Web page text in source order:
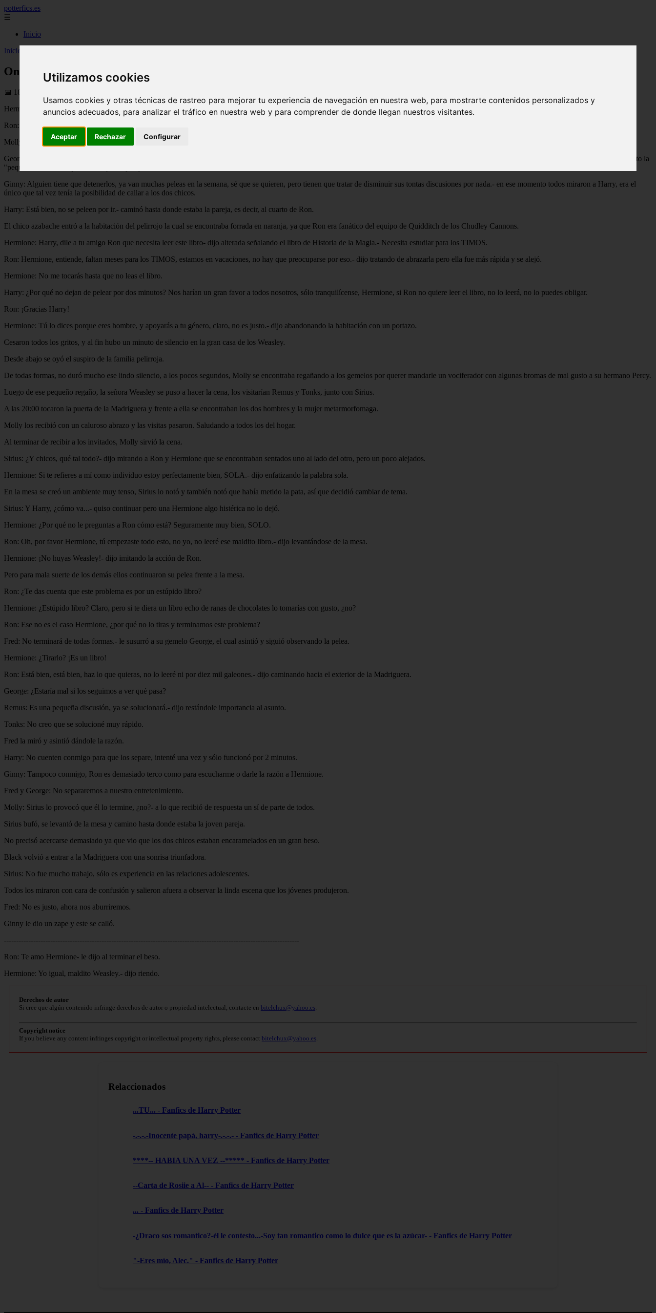
Utilizamos cookies
Usamos cookies y otras técnicas de rastreo para mejorar tu experiencia de navegación en nuestra web, para mostrarte contenidos personalizados y
anuncios adecuados, para analizar el tráfico en nuestra web y para comprender de donde llegan nuestros visitantes.
Aceptar Rechazar Configurar
potterfics.es
☰
Inicio
Inicio
One-Shot - Potterfics, tu versión de la historia
📅 18/06/2025
Hermione: ¡Ronald Bilius Weasley! No puedo creer que no quieras leer el libro conmigo.- su pelea había comenzado a las 8:30 de la mañana y ya eran las 10:00.
Ron: Vamos Hermione, no me interesa Historia de la Magia, ya te lo he dicho 10 veces.- dijo caminando con paso apresurado, escapando de su novia.
Molly: ¿Todavía siguen con eso? Me volverán loca.- le comenta a su hijo Fred mientras estaban en la cocina.
George: No eres la única a la que volverán loca, a mi también.- dijo entrando en la cocina, donde ya estaban Ginny, Fred, Harry, Arthur, Molly, y ahora George, era el único lugar, donde no se escuchaba tanto la
"pequeña" discusión que tenía la joven pareja.
Ginny: Alguien tiene que detenerlos, ya van muchas peleas en la semana, sé que se quieren, pero tienen que tratar de disminuir sus tontas discusiones por nada.- en ese momento todos miraron a Harry, era el
único que tal vez tenía la posibilidad de callar a los dos chicos.
Harry: Está bien, no se peleen por ir.- caminó hasta donde estaba la pareja, es decir, al cuarto de Ron.
El chico azabache entró a la habitación del pelirrojo la cual se encontraba forrada en naranja, ya que Ron era fanático del equipo de Quidditch de los Chudley Cannons.
Hermione: Harry, dile a tu amigo Ron que necesita leer este libro- dijo alterada señalando el libro de Historia de la Magia.- Necesita estudiar para los TIMOS.
Ron: Hermione, entiende, faltan meses para los TIMOS, estamos en vacaciones, no hay que preocuparse por eso.- dijo tratando de abrazarla pero ella fue más rápida y se alejó.
Hermione: No me tocarás hasta que no leas el libro.
Harry: ¿Por qué no dejan de pelear por dos minutos? Nos harían un gran favor a todos nosotros, sólo tranquilícense, Hermione, si Ron no quiere leer el libro, no lo leerá, no lo puedes obligar.
Ron: ¡Gracias Harry!
Hermione: Tú lo dices porque eres hombre, y apoyarás a tu género, claro, no es justo.- dijo abandonando la habitación con un portazo.
Cesaron todos los gritos, y al fin hubo un minuto de silencio en la gran casa de los Weasley.
Desde abajo se oyó el suspiro de la familia pelirroja.
De todas formas, no duró mucho ese lindo silencio, a los pocos segundos, Molly se encontraba regañando a los gemelos por querer mandarle un vociferador con algunas bromas de mal gusto a su hermano Percy.
Luego de ese pequeño regaño, la señora Weasley se puso a hacer la cena, los visitarían Remus y Tonks, junto con Sirius.
A las 20:00 tocaron la puerta de la Madriguera y frente a ella se encontraban los dos hombres y la mujer metarmorfomaga.
Molly los recibió con un caluroso abrazo y las visitas pasaron. Saludando a todos los del hogar.
Al terminar de recibir a los invitados, Molly sirvió la cena.
Sirius: ¿Y chicos, qué tal todo?- dijo mirando a Ron y Hermione que se encontraban sentados uno al lado del otro, pero un poco alejados.
Hermione: Si te refieres a mí como individuo estoy perfectamente bien, SOLA.- dijo enfatizando la palabra sola.
En la mesa se creó un ambiente muy tenso, Sirius lo notó y también notó que había metido la pata, así que decidió cambiar de tema.
Sirius: Y Harry, ¿cómo va...- quiso continuar pero una Hermione algo histérica no lo dejó.
Hermione: ¿Por qué no le preguntas a Ron cómo está? Seguramente muy bien, SOLO.
Ron: Oh, por favor Hermione, tú empezaste todo esto, no yo, no leeré ese maldito libro.- dijo levantándose de la mesa.
Hermione: ¡No huyas Weasley!- dijo imitando la acción de Ron.
Pero para mala suerte de los demás ellos continuaron su pelea frente a la mesa.
Ron: ¿Te das cuenta que este problema es por un estúpido libro?
Hermione: ¿Estúpido libro? Claro, pero si te diera un libro echo de ranas de chocolates lo tomarías con gusto, ¿no?
Ron: Ese no es el caso Hermione, ¿por qué no lo tiras y terminamos este problema?
Fred: No terminará de todas formas.- le susurró a su gemelo George, el cual asintió y siguió observando la pelea.
Hermione: ¿Tirarlo? ¡Es un libro!
Ron: Está bien, está bien, haz lo que quieras, no lo leeré ni por diez mil galeones.- dijo caminando hacia el exterior de la Madriguera.
George: ¿Estaría mal si los seguimos a ver qué pasa?
Remus: Es una pequeña discusión, ya se solucionará.- dijo restándole importancia al asunto.
Tonks: No creo que se solucioné muy rápido.
Fred la miró y asintió dándole la razón.
Harry: No cuenten conmigo para que los separe, intenté una vez y sólo funcionó por 2 minutos.
Ginny: Tampoco conmigo, Ron es demasiado terco como para escucharme o darle la razón a Hermione.
Fred y George: No separaremos a nuestro entretenimiento.
Molly: Sirius lo provocó que él lo termine, ¿no?- a lo que recibió de respuesta un sí de parte de todos.
Sirius bufó, se levantó de la mesa y camino hasta donde estaba la joven pareja.
No precisó acercarse demasiado ya que vio que los dos chicos estaban encaramelados en un gran beso.
Black volvió a entrar a la Madriguera con una sonrisa triunfadora.
Sirius: No fue mucho trabajo, sólo es experiencia en las relaciones adolescentes.
Todos los miraron con cara de confusión y salieron afuera a observar la linda escena que los jóvenes produjeron.
Fred: No es justo, ahora nos aburriremos.
Ginny le dio un zape y este se calló.
-------------------------------------------------------------------------------------------------------------------------
Ron: Te amo Hermione- le dijo al terminar el beso.
Hermione: Yo igual, maldito Weasley.- dijo riendo.
Derechos de autor
Si cree que algún contenido infringe derechos de autor o propiedad intelectual, contacte en bitelchux@yahoo.es
Copyright notice
If you believe any content infringes copyright or intellectual property rights, please contact bitelchux@yahoo.es
Relaccionados
...TU... - Fanfics de Harry Potter
-.-.-.-Inocente papá, harry-.-.-.- - Fanfics de Harry Potter
****-- HABIA UNA VEZ --***** - Fanfics de Harry Potter
--Carta de Rosiie a Al-- - Fanfics de Harry Potter
... - Fanfics de Harry Potter
-¿Draco sos romantico?-él le contesto...-Soy tan romantico como lo dulce que es la azúcar- - Fanfics de Harry Potter
"-Eres mío, Alec." - Fanfics de Harry Potter